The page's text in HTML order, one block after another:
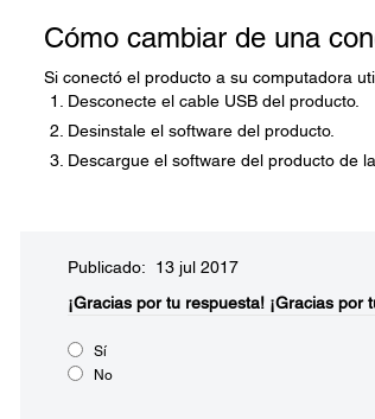
Cómo cambiar de una
Si conectó el producto a su computadora
Desconecte el cable USB del producto.
Desinstale el software del producto.
Descargue el software del producto de
Publicado: 13 jul 2017
¡Gracias por tu respuesta! ¡Gracias por
Sí
No